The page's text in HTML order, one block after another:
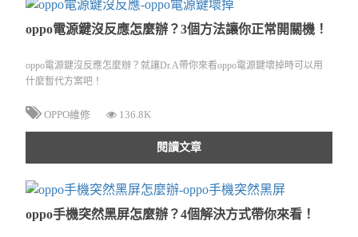
oppo電源鍵沒反應怎麼辦？3個方法讓你正常開關機！
oppo電源鍵沒反應怎麼辦？就讓Dr.A帶你來看oppo電源鍵壞掉時可以用
什麼暫代方案吧！
OPPO維修 136.8K
閱讀文章
oppo手機突然黑屏怎麼辦？4個解決方式帶你來看！